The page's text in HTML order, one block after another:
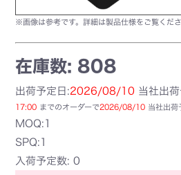
※画像は参考です。詳細は製品仕様をご覧くださ
在庫数: 808
出荷予定日:2026/08/10 当社出
17:00 までのオーダーで2026/08/10 当社出荷
MOQ:1
SPQ:1
入荷予定数: 0